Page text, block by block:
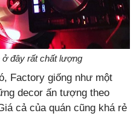
ở đây rất chất lượng
Factory giống như một
decor ấn tượng theo
cả của quán cũng khá rẻ